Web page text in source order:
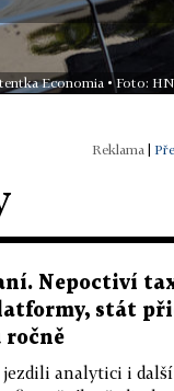
Economia • Foto:
Nepoctiví
stát
analytici i